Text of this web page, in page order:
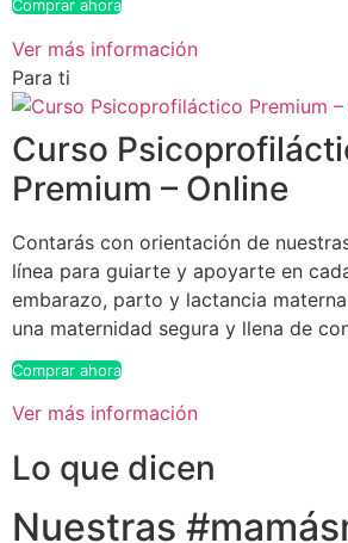
Comprar ahora
Ver más información
Para ti
Curso
Premium – Online
Contarás con orientación de
línea para guiarte y apoyarte en
embarazo, parto y lactancia
una maternidad segura y llena de
Comprar ahora
Ver más información
Lo que dicen
Nuestras